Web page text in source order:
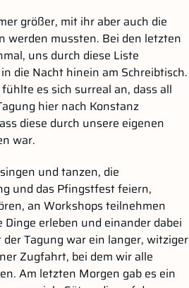
größer, mit ihr aber auch die
werden mussten. Bei den letzten
uns durch diese Liste
die Nacht hinein am Schreibtisch.
es sich surreal an, dass all
hier nach Konstanz
diese durch unsere eigenen
war.
und tanzen, die
und das Pfingstfest feiern,
an Workshops teilnehmen
erleben und einander dabei
Tagung war ein langer, witziger
Zugfahrt, bei dem wir alle
Am letzten Morgen gab es ein